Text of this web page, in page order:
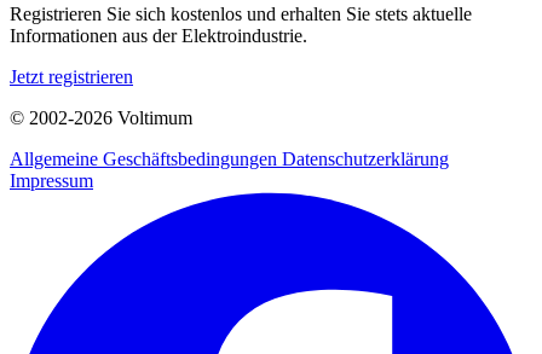
Registrieren Sie sich kostenlos und erhalten Sie stets aktuelle
Informationen aus der Elektroindustrie.
Jetzt registrieren
© 2002-2026 Voltimum
Allgemeine Geschäftsbedingungen Datenschutzerklärung
Impressum